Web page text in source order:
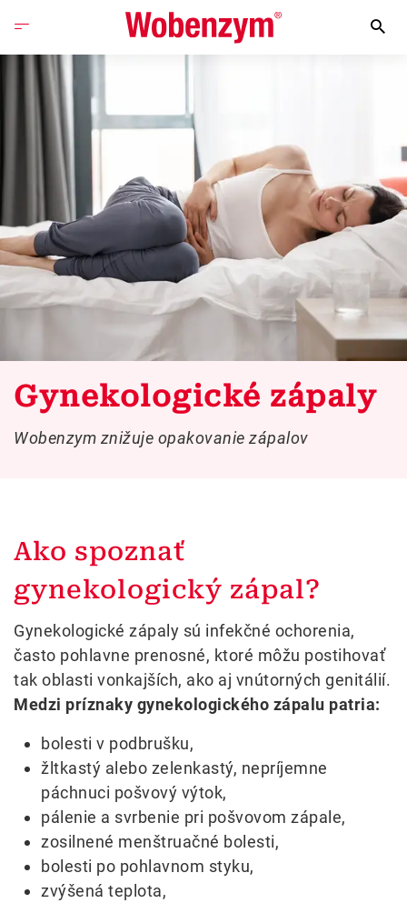
Gynekologické zápaly
Wobenzym znižuje opakovanie zápalov
Ako spoznať
gynekologický zápal?
Gynekologické zápaly sú infekčné ochorenia,
často pohlavne prenosné, ktoré môžu postihovať
tak oblasti vonkajších, ako aj vnútorných genitálií.
Medzi príznaky gynekologického zápalu patria:
bolesti v podbrušku,
žltkastý alebo zelenkastý, nepríjemne
páchnuci pošvový výtok,
pálenie a svrbenie pri pošvovom zápale,
zosilnené menštruačné bolesti,
bolesti po pohlavnom styku,
zvýšená teplota,